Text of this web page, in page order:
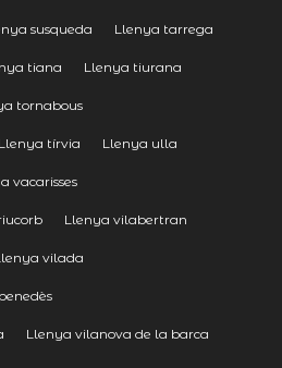
susqueda Llenya tarrega
tiana Llenya tiurana
tornabous
Llenya tírvia Llenya ulla
vacarisses
Llenya vilabertran
vilada
Llenya vilanova de la barca